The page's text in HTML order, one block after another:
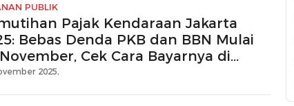
PUBLIK
Pajak Kendaraan Jakarta
Bebas Denda PKB dan BBN Mulai
Cek Cara Bayarnya di
SIGNAL!
2025,